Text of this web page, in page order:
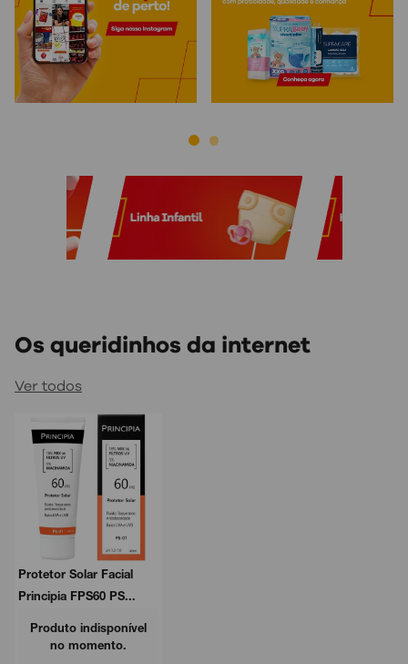
Os queridinhos da internet
Ver todos
Protetor Solar Facial
Principia FPS60 PS...
Produto indisponível
no momento.